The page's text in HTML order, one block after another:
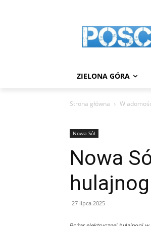
ZIELONA GÓRA
Strona główna
Nowa Sól
Nowa
27 lipca 2025